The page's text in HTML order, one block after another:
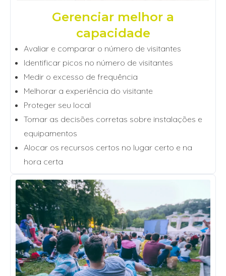
Gerenciar melhor a
capacidade
Avaliar e comparar o número de visitantes
Identificar picos no número de visitantes
Medir o excesso de frequência
Melhorar a experiência do visitante
Proteger seu local
Tomar as decisões corretas sobre instalações e
equipamentos
Alocar os recursos certos no lugar certo e na
hora certa